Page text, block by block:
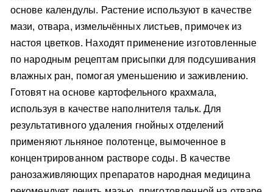
основе календулы. Растение используют в качестве
мази, отвара, измельчённых листьев, примочек из
настоя цветков. Находят применение изготовленные
по народным рецептам присыпки для подсушивания
влажных ран, помогая уменьшению и заживлению.
Готовят на основе картофельного крахмала,
используя в качестве наполнителя тальк. Для
результативного удаления гнойных отделений
применяют льняное полотенце, вымоченное в
концентрированном растворе соды. В качестве
ранозаживляющих препаратов народная медицина